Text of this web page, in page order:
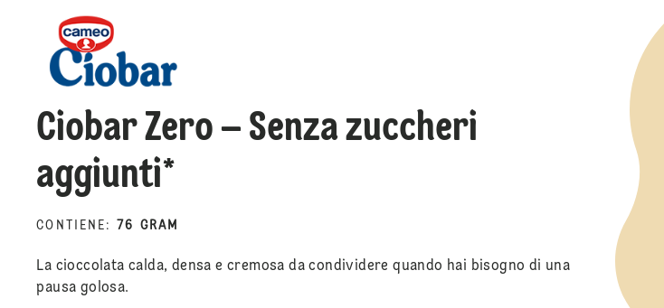
Ciobar Zero – Senza zuccheri
aggiunti*
CONTIENE : 76 GRAM
La cioccolata calda, densa e cremosa da condividere quando hai bisogno di una
pausa golosa.